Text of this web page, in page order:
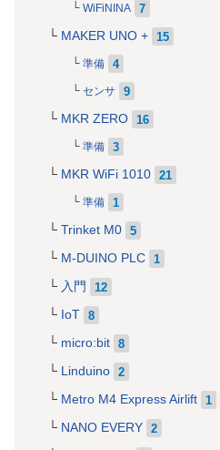
WiFiNINA 7
MAKER UNO + 15
準備 4
センサ 9
MKR ZERO 16
準備 3
MKR WiFi 1010 21
準備 1
Trinket M0 5
M-DUINO PLC 1
入門 12
IoT 8
micro:bit 8
Linduino 2
Metro M4 Express Airlift 1
NANO EVERY 2